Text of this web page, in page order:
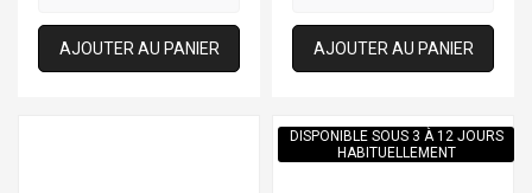
AJOUTER AU PANIER AJOUTER AU PANIER
DISPONIBLE SOUS 3 À 12 JOURS
HABITUELLEMENT